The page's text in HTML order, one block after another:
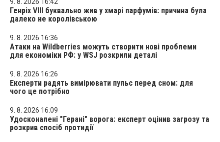
Генріх VIII буквально жив у хмарі парфумів: причина була
далеко не королівською
9. 8. 2026 16:36
Атаки на Wildberries можуть створити нові проблеми
для економіки РФ: у WSJ розкрили деталі
9. 8. 2026 16:26
Експерти радять вимірювати пульс перед сном: для
чого це потрібно
9. 8. 2026 16:09
Удосконалені "Герані" ворога: експерт оцінив загрозу та
розкрив спосіб протидії